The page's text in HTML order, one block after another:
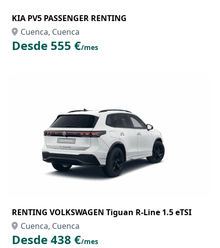
KIA PV5 PASSENGER RENTING
Cuenca, Cuenca
Desde 555 €/mes
RENTING VOLKSWAGEN Tiguan R-Line 1.5 eTSI
Cuenca, Cuenca
Desde 438 €/mes